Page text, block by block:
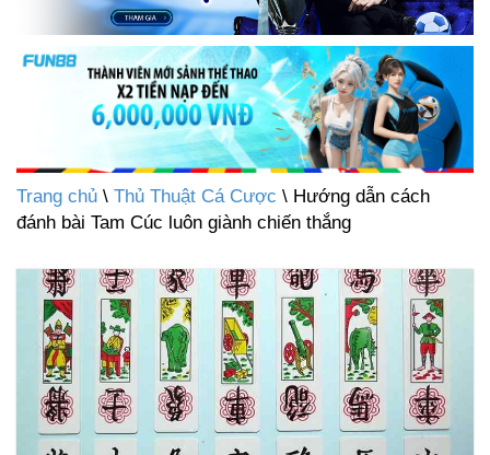
Trang chủ \ Thủ Thuật Cá Cược \ Hướng dẫn cách
đánh bài Tam Cúc luôn giành chiến thắng